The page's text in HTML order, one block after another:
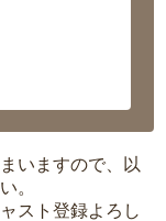
いますので、以
。
スト登録よろし